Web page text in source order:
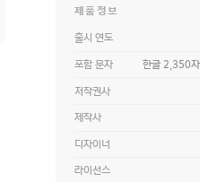
제품정보
출시 연도
포함 문자 한글 2,350
저작권사
제작사
디자이너
라이선스